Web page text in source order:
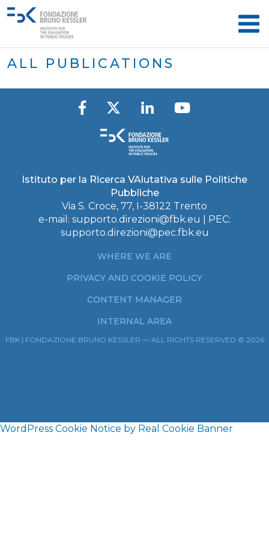
ALL PUBLICATIONS
Istituto per la Ricerca VAlutativa sulle Politiche
Pubbliche
Via S. Croce, 77, I-38122 Trento
e-mail: supporto.direzioni@fbk.eu
| PEC:
supporto.direzioni@pec.fbk.eu
WHERE WE ARE
PRIVACY AND COOKIE POLICY
CONTENT MANAGER
INTERNAL AREA
FBK | FONDAZIONE BRUNO KESSLER — ALL RIGHTS RESERVED © 2026
WordPress Cookie Notice by Real Cookie Banner